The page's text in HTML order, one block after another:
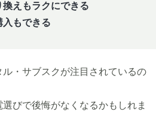
えもラクにできる
入もできる
・サブスクが注目されているの
びで後悔がなくなるかもしれま